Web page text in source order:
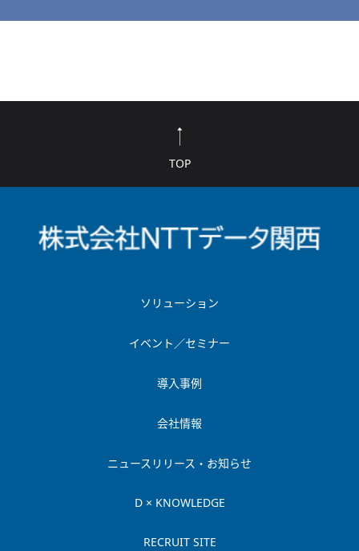
TOP
ソリューション
イベント／セミナー
導入事例
会社情報
ニュースリリース・お知らせ
D × KNOWLEDGE
RECRUIT SITE